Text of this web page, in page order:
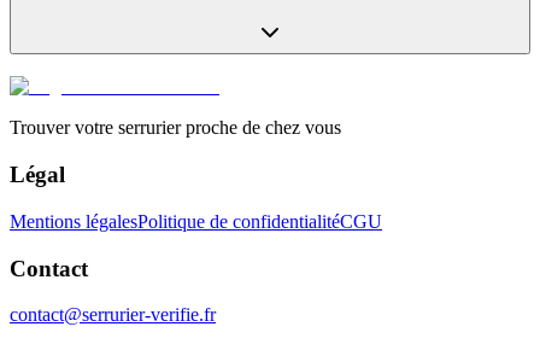
Trouver votre serrurier proche de chez vous
Légal
Mentions légalesPolitique de confidentialitéCGU
Contact
contact@serrurier-verifie.fr